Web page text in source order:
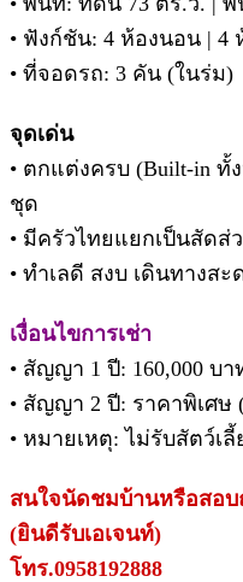
• ฟังก์ชัน: 4 ห้องนอน | 4
• ที่จอดรถ: 3 คัน (ในร่ม)
จุดเด่น
• ตกแต่งครบ (Built-in ทั้
ชุด
• มีครัวไทยแยกเป็นสัดส่
• ทำเลดี สงบ เดินทางสะ
เงื่อนไขการเช่า
• สัญญา 1 ปี: 160,000 บา
• สัญญา 2 ปี: ราคาพิเศษ
• หมายเหตุ: ไม่รับสัตว์เลี้
สนใจนัดชมบ้านหรือสอบ
(ยินดีรับเอเจนท์)
โทร.0958192888